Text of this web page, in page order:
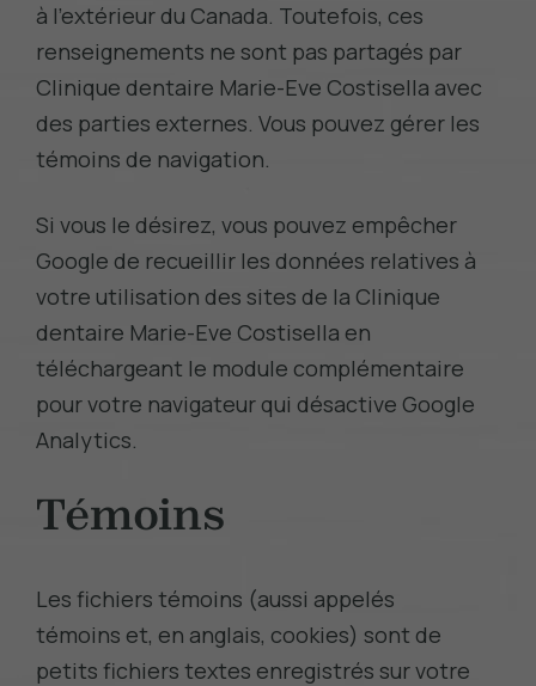
à l’extérieur du Canada. Toutefois, ces
renseignements ne sont pas partagés par
Clinique dentaire Marie-Eve Costisella avec
des parties externes. Vous pouvez gérer les
témoins de navigation.
Si vous le désirez, vous pouvez empêcher
Google de recueillir les données relatives à
votre utilisation des sites de la Clinique
dentaire Marie-Eve Costisella en
téléchargeant le module complémentaire
pour votre navigateur qui désactive Google
Analytics.
Témoins
Les fichiers témoins (aussi appelés
témoins et, en anglais, cookies) sont de
petits fichiers textes enregistrés sur votre